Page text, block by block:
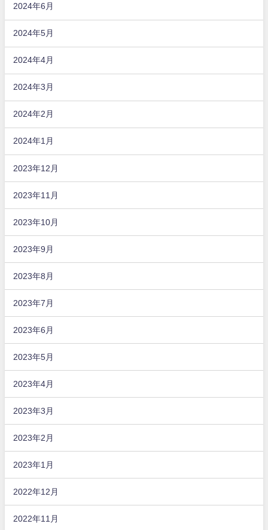
2024年6月
2024年5月
2024年4月
2024年3月
2024年2月
2024年1月
2023年12月
2023年11月
2023年10月
2023年9月
2023年8月
2023年7月
2023年6月
2023年5月
2023年4月
2023年3月
2023年2月
2023年1月
2022年12月
2022年11月